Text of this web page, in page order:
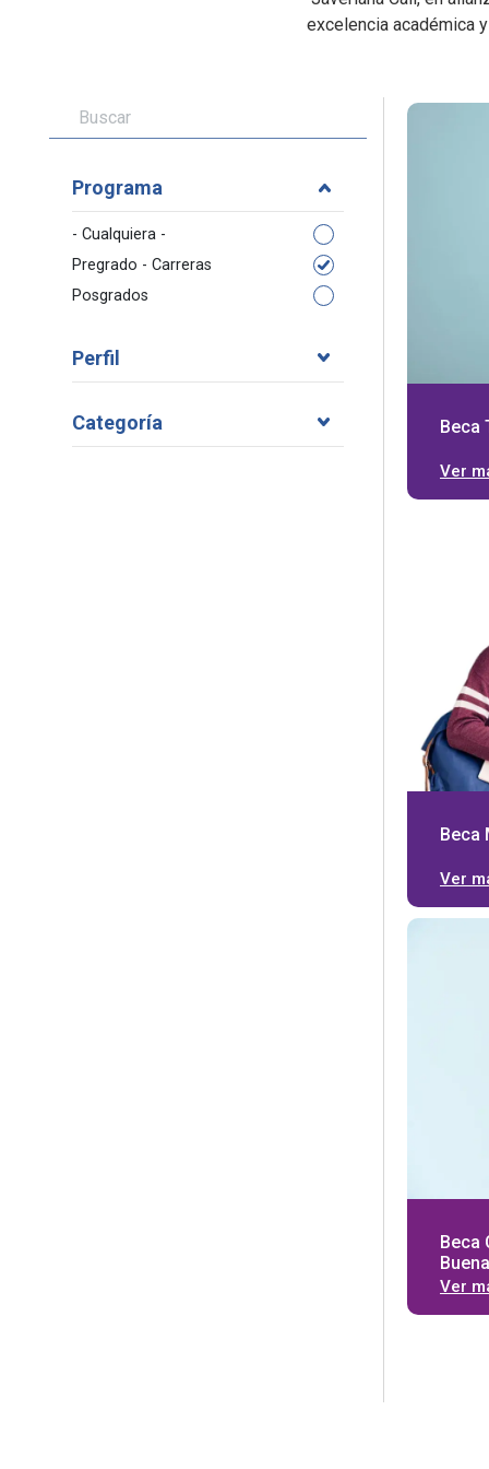
excelencia académica
Programa
- Cualquiera -
Pregrado - Carreras
Posgrados
Perfil
Categoría Beca
Ver
Beca
Ver
Beca
Ver